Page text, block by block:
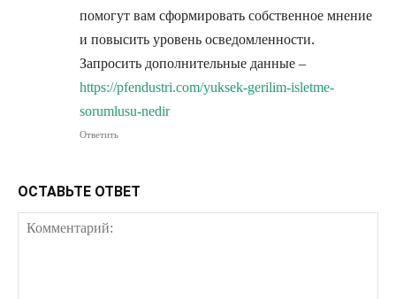
помогут вам сформировать собственное мнение
и повысить уровень осведомленности.
Запросить дополнительные данные –
https://pfendustri.com/yuksek-gerilim-isletme-
sorumlusu-nedir
Ответить
ОСТАВЬТЕ ОТВЕТ